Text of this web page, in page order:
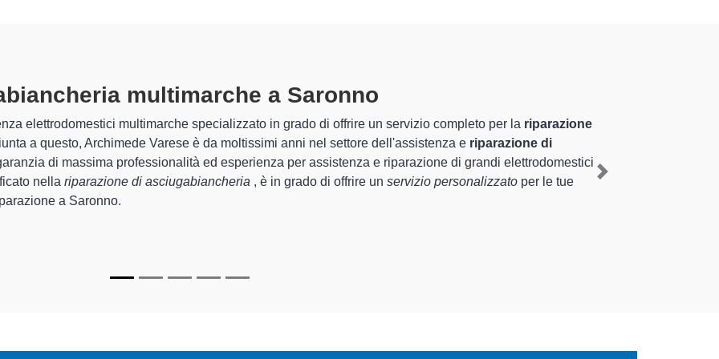
Multimarche A Saronnospecializzati altamente
Varese sono in grado di garantire al cliente esperienza pluriennale nel territorio di Saronno e provincia per
e lariparazione della tua asciugabiancheria a Saronno, mediante il ripristino rapido del corretto
Varese sono in grado di fornire interventi di diverse tipologie sugli elettrodomestici da riparare per
Next